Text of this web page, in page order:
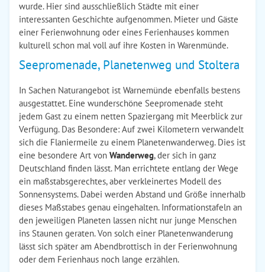
wurde. Hier sind ausschließlich Städte mit einer
interessanten Geschichte aufgenommen. Mieter und Gäste
einer Ferienwohnung oder eines Ferienhauses kommen
kulturell schon mal voll auf ihre Kosten in Warenmünde.
Seepromenade, Planetenweg und Stoltera
In Sachen Naturangebot ist Warnemünde ebenfalls bestens
ausgestattet. Eine wunderschöne Seepromenade steht
jedem Gast zu einem netten Spaziergang mit Meerblick zur
Verfügung. Das Besondere: Auf zwei Kilometern verwandelt
sich die Flaniermeile zu einem Planetenwanderweg. Dies ist
eine besondere Art von Wanderweg, der sich in ganz
Deutschland finden lässt. Man errichtete entlang der Wege
ein maßstabsgerechtes, aber verkleinertes Modell des
Sonnensystems. Dabei werden Abstand und Größe innerhalb
dieses Maßstabes genau eingehalten. Informationstafeln an
den jeweiligen Planeten lassen nicht nur junge Menschen
ins Staunen geraten. Von solch einer Planetenwanderung
lässt sich später am Abendbrottisch in der Ferienwohnung
oder dem Ferienhaus noch lange erzählen.